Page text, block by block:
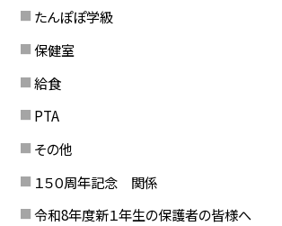
たんぽぽ学級
保健室
給食
PTA
その他
１５０周年記念 関係
令和8年度新１年生の保護者の皆様へ